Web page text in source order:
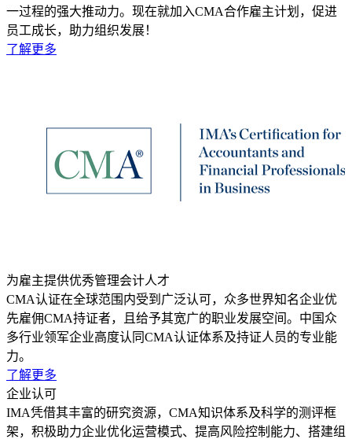
一过程的强大推动力。现在就加入CMA合作雇主计划，促进
员工成长，助力组织发展！
了解更多
为雇主提供优秀管理会计人才
CMA认证在全球范围内受到广泛认可，众多世界知名企业优
先雇佣CMA持证者，且给予其宽广的职业发展空间。中国众
多行业领军企业高度认同CMA认证体系及持证人员的专业能
力。
了解更多
企业认可
IMA凭借其丰富的研究资源，CMA知识体系及科学的测评框
架，积极助力企业优化运营模式、提高风险控制能力、搭建组